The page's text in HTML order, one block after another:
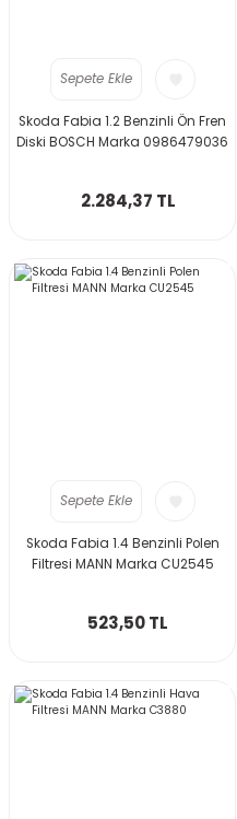
Sepete Ekle
Skoda Fabia 1.2 Benzinli Ön Fren
Diski BOSCH Marka 0986479036
2.284,37 TL
Sepete Ekle
Skoda Fabia 1.4 Benzinli Polen
Filtresi MANN Marka CU2545
523,50 TL